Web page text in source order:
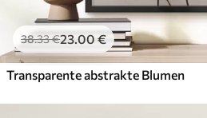
38.33€23.00 €
Transparente abstrakte Blumen